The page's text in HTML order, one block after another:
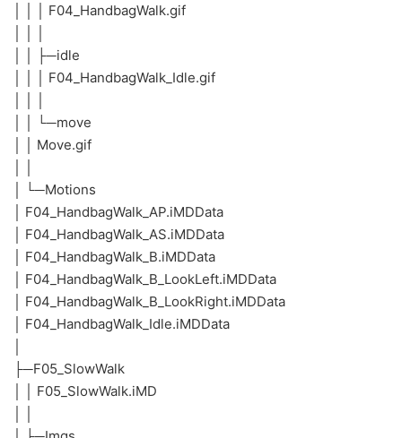
│ │ │ F04_HandbagWalk.gif
│ │ ├─idle
│ │ │ F04_HandbagWalk_Idle.gif
│ │ └─move
│ │ Move.gif
│ └─Motions
│ F04_HandbagWalk_AP.iMDData
│ F04_HandbagWalk_AS.iMDData
│ F04_HandbagWalk_B.iMDData
│ F04_HandbagWalk_B_LookLeft.iMDData
│ F04_HandbagWalk_B_LookRight.iMDData
│ F04_HandbagWalk_Idle.iMDData
├─F05_SlowWalk
│ │ F05_SlowWalk.iMD